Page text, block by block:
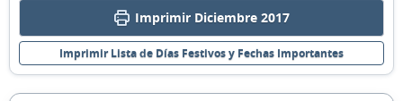
Imprimir Diciembre 2017
Imprimir Lista de Días Festivos y Fechas Importantes